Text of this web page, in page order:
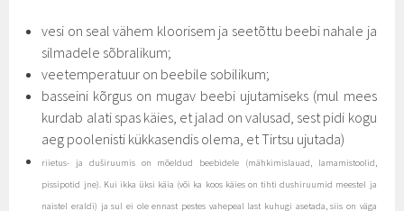
vesi on seal vähem kloorisem ja seetõttu beebi nahale ja
silmadele sõbralikum;
veetemperatuur on beebile sobilikum;
basseini kõrgus on mugav beebi ujutamiseks (mul mees
kurdab alati spas käies, et jalad on valusad, sest pidi kogu
aeg poolenisti kükkasendis olema, et Tirtsu ujutada)
riietus- ja duširuumis on mõeldud beebidele (mähkimislauad, lamamistoolid,
pissipotid jne). Kui ikka üksi käia (või ka koos käies on tihti dushiruumid meestel ja
naistel eraldi) ja sul ei ole ennast pestes vahepeal last kuhugi asetada, siis on väga